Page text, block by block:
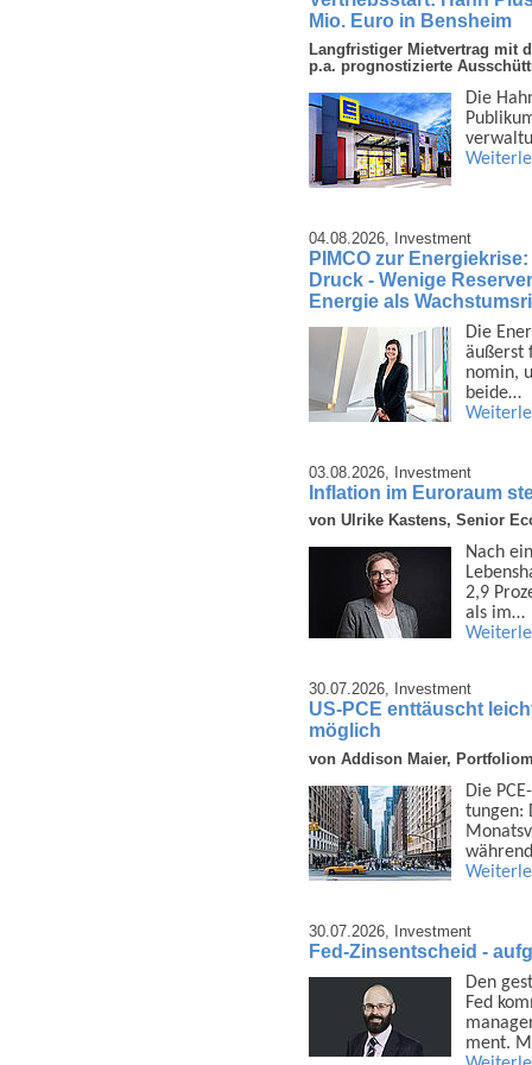
Mio. Euro in Bensheim
Langfristiger Mietvertrag mit
p.a. prognostizierte
Die
04.08.2026, Investment
PIMCO zur
Druck - Wenige
Energie als
Die
äußerst
nomin,
beide…
03.08.2026, Investment
Inflation im Euroraum
von Ulrike Kastens, Senior
Nach
2,9
als im…
30.07.2026, Investment
US-PCE enttäuscht
möglich
von Addison Maier,
Die
tungen:
30.07.2026, Investment
Fed-Zinsentscheid -
Den
Fed
ment.